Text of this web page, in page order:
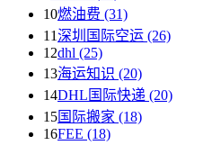
10燃油费 (31)
11深圳国际空运 (26)
12dhl (25)
13海运知识 (20)
14DHL国际快递 (20)
15国际搬家 (18)
16FEE (18)